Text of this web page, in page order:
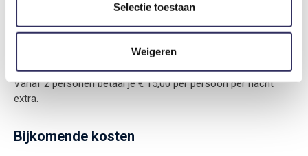
Selectie toestaan
Weigeren
Extra personen toeslag
Er geldt een toeslag bij boekingen met 2 of meer personen.
Vanaf 2 personen betaal je € 15,00 per persoon per nacht
extra.
Bijkomende kosten